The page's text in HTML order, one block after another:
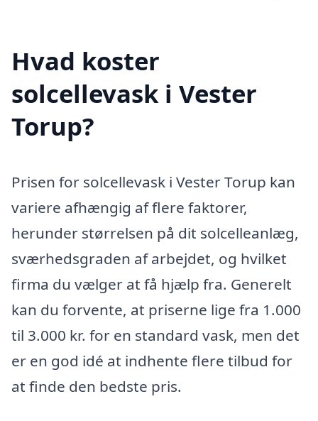
Hvad koster
solcellevask i Vester
Torup?
Prisen for solcellevask i Vester Torup kan
variere afhængig af flere faktorer,
herunder størrelsen på dit solcelleanlæg,
sværhedsgraden af arbejdet, og hvilket
firma du vælger at få hjælp fra. Generelt
kan du forvente, at priserne lige fra 1.000
til 3.000 kr. for en standard vask, men det
er en god idé at indhente flere tilbud for
at finde den bedste pris.